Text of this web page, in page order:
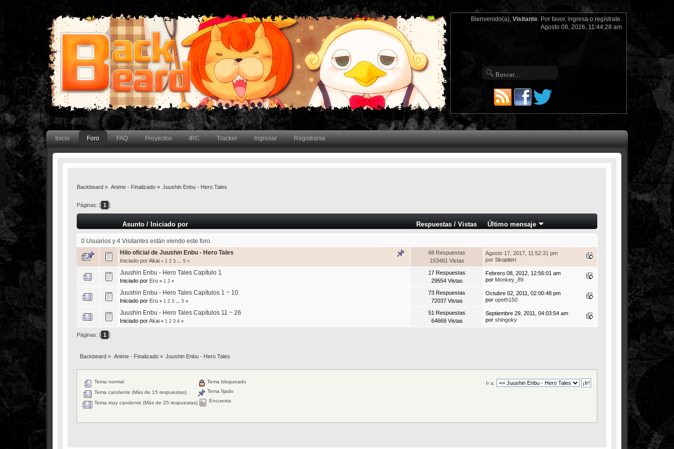
Bienvenido(a), Visitante. Por favor, ingresao regístrate.
Agosto 08, 2026, 11:44:28 am
Inicio Foro FAQ Proyectos IRC Tracker Ingresar Registrarse
Backbeard » Anime - Finalizado» Juushin Enbu - Hero Tales
Páginas: [ 1 ]
Asunto /Iniciado por Respuestas / Vistas Último mensaje
0 Usuarios y 4 Visitantes están viendo este foro.
Hilo oficial de Juushin Enbu - Hero Tales
Iniciado porAkai « 1 2 3 5 »
68 Respuestas
153481 Vistas
Agosto 17, 2017, 11:52:31 pm
por Skopiteri
Juushin Enbu - Hero Tales Capítulo 1
Iniciado por Eru « 1 2 »
17 Respuestas
29554 Vistas
Febrero 08, 2012, 12:56:01 am
por Monkey_89
Juushin Enbu - Hero Tales Capítulos 1 ~ 10
Iniciado por Eru « 1 2 3 5 »
73 Respuestas
72037 Vistas
Octubre 02, 2011, 02:00:48 pm
por opeth150
Juushin Enbu - Hero Tales Capítulos 11 ~ 26
Iniciado porAkai « 1 2 3 4 »
51 Respuestas
64669 Vistas
Septiembre 29, 2011, 04:03:54 am
por shingoky
Páginas: [ 1 ]
Backbeard » Anime - Finalizado» Juushin Enbu - Hero Tales
Ir a:
Tema normal
Tema candente (Más de 15 respuestas)
Tema muy candente (Más de 25 respuestas)
Tema bloqueado
Tema fijado
Encuesta